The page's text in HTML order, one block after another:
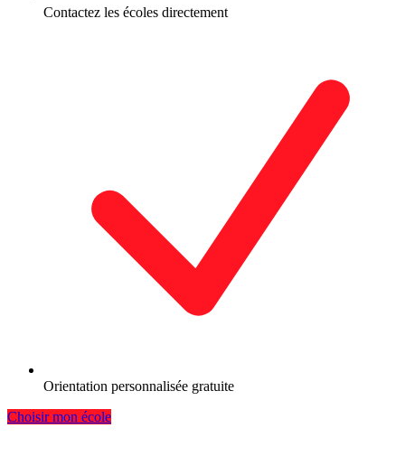
Contactez les écoles directement
Orientation personnalisée gratuite
Choisir mon école